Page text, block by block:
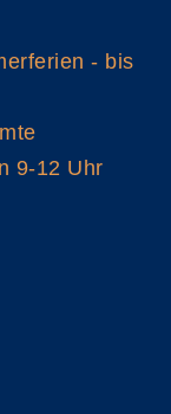
- bis
9-12 Uhr